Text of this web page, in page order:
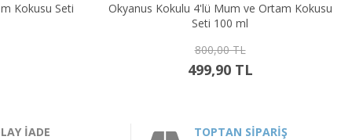
Kokusu Seti
Okyanus Kokulu 4'lü Mum ve Ortam Kokusu
Seti 100 ml
800,00 TL
499,90 TL
İADE TOPTAN SİPARİŞ